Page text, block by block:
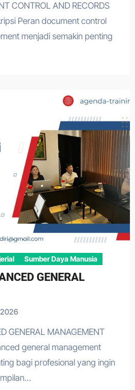
Peran document control
menjadi semakin penting
Sumber Daya Manusia
GENERAL
general management
bagi profesional yang ingin